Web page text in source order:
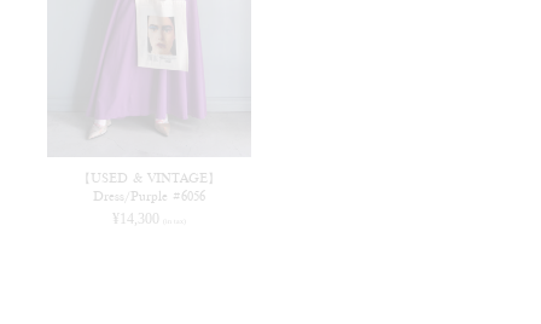
【USED & VINTAGE】
Dress/Purple #6056
¥ 14,300 (in tax)